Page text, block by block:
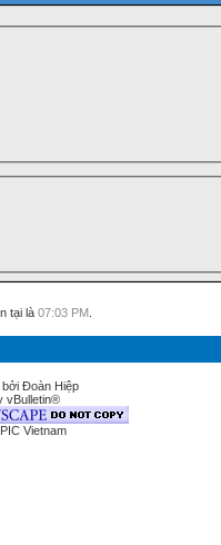
tại là 07:03 PM.
Đoàn Hiệp
vBulletin®
Vietnam